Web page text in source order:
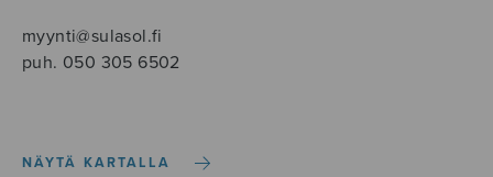
myynti@sulasol.fi
puh. 050 305 6502
NÄYTÄ KARTALLA